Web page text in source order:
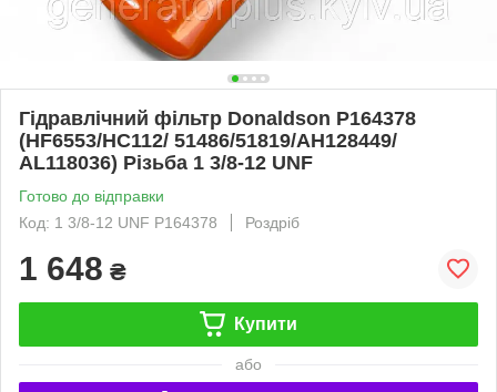
Гідравлічний фільтр Donaldson P164378
(HF6553/HC112/ 51486/51819/AH128449/
AL118036) Різьба 1 3/8-12 UNF
Готово до відправки
Код: 1 3/8-12 UNF P164378
Роздріб
1 648 ₴
Купити
або